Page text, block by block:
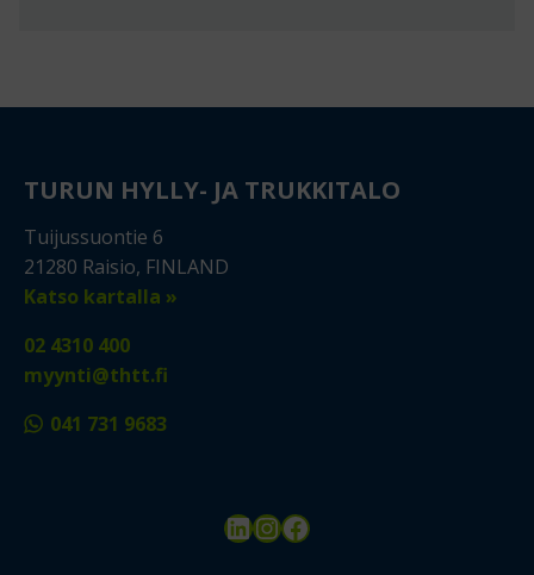
TURUN HYLLY- JA TRUKKITALO
Tuijussuontie 6
21280 Raisio, FINLAND
Katso kartalla »
02 4310 400
myynti@thtt.fi
041 731 9683
LinkedIn
Instagram
Facebook